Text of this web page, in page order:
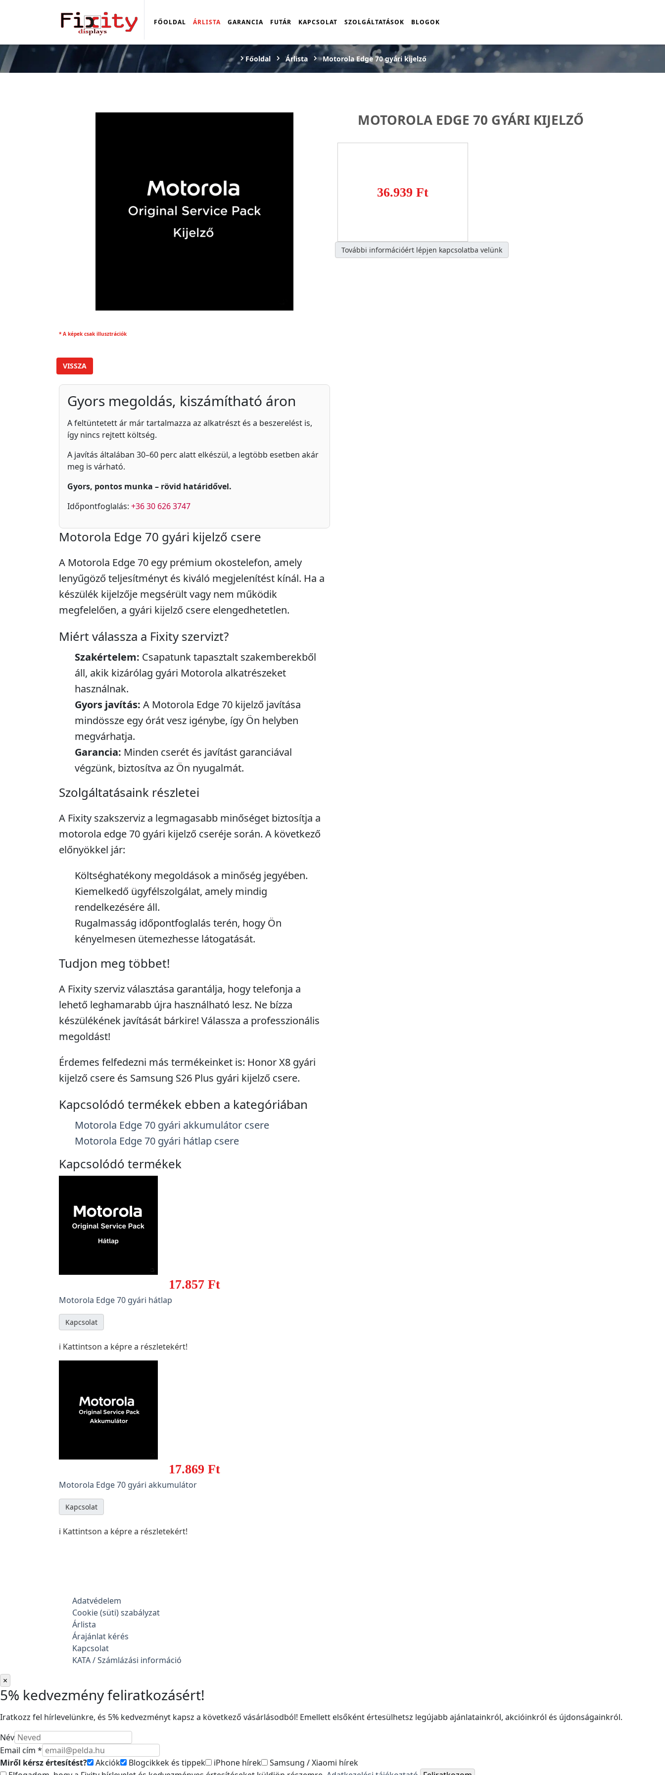
FŐOLDAL ÁRLISTA GARANCIA FUTÁR KAPCSOLAT SZOLGÁLTATÁSOK BLOGOK
Főoldal Árlista Motorola Edge 70 gyári kijelző
* A képek csak illusztrációk
MOTOROLA EDGE 70 GYÁRI KIJELZŐ
36.939 Ft
További információért lépjen kapcsolatba velünk
VISSZA
Gyors megoldás, kiszámítható áron
A feltüntetett ár már tartalmazza az alkatrészt és a beszerelést is,
így nincs rejtett költség.
A javítás általában 30–60 perc alatt elkészül, a legtöbb esetben akár
meg is várható.
Gyors, pontos munka – rövid határidővel.
Időpontfoglalás: +36 30 626 3747
Motorola Edge 70 gyári kijelző csere
A Motorola Edge 70 egy prémium okostelefon, amely
lenyűgöző teljesítményt és kiváló megjelenítést kínál. Ha a
készülék kijelzője megsérült vagy nem működik
megfelelően, a gyári kijelző csere elengedhetetlen.
Miért válassza a Fixity szervizt?
Szakértelem: Csapatunk tapasztalt szakemberekből
áll, akik kizárólag gyári Motorola alkatrészeket
használnak.
Gyors javítás: A Motorola Edge 70 kijelző javítása
mindössze egy órát vesz igénybe, így Ön helyben
megvárhatja.
Garancia: Minden cserét és javítást garanciával
végzünk, biztosítva az Ön nyugalmát.
Szolgáltatásaink részletei
A Fixity szakszerviz a legmagasabb minőséget biztosítja a
motorola edge 70 gyári kijelző cseréje során. A következő
előnyökkel jár:
Költséghatékony megoldások a minőség jegyében.
Kiemelkedő ügyfélszolgálat, amely mindig
rendelkezésére áll.
Rugalmasság időpontfoglalás terén, hogy Ön
kényelmesen ütemezhesse látogatását.
Tudjon meg többet!
A Fixity szerviz választása garantálja, hogy telefonja a
lehető leghamarabb újra használható lesz. Ne bízza
készülékének javítását bárkire! Válassza a professzionális
megoldást!
Érdemes felfedezni más termékeinket is: Honor X8 gyári
kijelző csere és Samsung S26 Plus gyári kijelző csere.
Kapcsolódó termékek ebben a kategóriában
Motorola Edge 70 gyári akkumulátor csere
Motorola Edge 70 gyári hátlap csere
Kapcsolódó termékek
17.857 Ft
Motorola Edge 70 gyári hátlap
Kapcsolat
ℹ️ Kattintson a képre a részletekért!
17.869 Ft
Motorola Edge 70 gyári akkumulátor
Kapcsolat
ℹ️ Kattintson a képre a részletekért!
Adatvédelem
Cookie (süti) szabályzat
Árlista
Árajánlat kérés
Kapcsolat
KATA / Számlázási információ
×
5% kedvezmény feliratkozásért!
Iratkozz fel hírlevelünkre, és 5% kedvezményt kapsz a következő vásárlásodból! Emellett elsőként értesülhetsz legújabb ajánlatainkról, akcióinkról és újdonságainkról.
Név
Email cím *
Miről kérsz értesítést?
Akciók Blogcikkek és tippek iPhone hírek
Samsung / Xiaomi hírek